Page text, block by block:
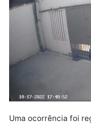
De acordo com
insegurança é
registrados,
que os
trabalhar.